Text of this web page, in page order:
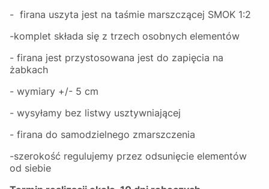
- firana uszyta jest na taśmie marszczącej SMOK 1:2
-komplet składa się z trzech osobnych elementów
- firana jest przystosowana jest do zapięcia na
żabkach
- wymiary +/- 5 cm
- wysyłamy bez listwy usztywniającej
- firana do samodzielnego zmarszczenia
-szerokość regulujemy przez odsunięcie elementów
od siebie